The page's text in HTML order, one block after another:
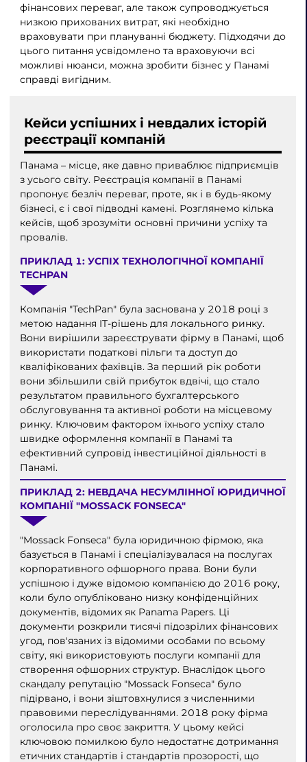
фінансових переваг, але також супроводжується
низкою прихованих витрат, які необхідно
враховувати при плануванні бюджету. Підходячи до
цього питання усвідомлено та враховуючи всі
можливі нюанси, можна зробити бізнес у Панамі
справді вигідним.
Кейси успішних і невдалих історій
реєстрації компаній
Панама – місце, яке давно приваблює підприємців
з усього світу. Реєстрація компанії в Панамі
пропонує безліч переваг, проте, як і в будь-якому
бізнесі, є і свої підводні камені. Розглянемо кілька
кейсів, щоб зрозуміти основні причини успіху та
провалів.
ПРИКЛАД 1: УСПІХ ТЕХНОЛОГІЧНОЇ КОМПАНІЇ
TECHPAN
Компанія "TechPan" була заснована у 2018 році з
метою надання IT-рішень для локального ринку.
Вони вирішили зареєструвати фірму в Панамі, щоб
використати податкові пільги та доступ до
кваліфікованих фахівців. За перший рік роботи
вони збільшили свій прибуток вдвічі, що стало
результатом правильного бухгалтерського
обслуговування та активної роботи на місцевому
ринку. Ключовим фактором їхнього успіху стало
швидке оформлення компанії в Панамі та
ефективний супровід інвестиційної діяльності в
Панамі.
ПРИКЛАД 2: НЕВДАЧА НЕСУМЛІННОЇ ЮРИДИЧНОЇ
КОМПАНІЇ "MOSSACK FONSECA"
"Mossack Fonseca" була юридичною фірмою, яка
базується в Панамі і спеціалізувалася на послугах
корпоративного офшорного права. Вони були
успішною і дуже відомою компанією до 2016 року,
коли було опубліковано низку конфіденційних
документів, відомих як Panama Papers. Ці
документи розкрили тисячі підозрілих фінансових
угод, пов'язаних із відомими особами по всьому
світу, які використовують послуги компанії для
створення офшорних структур. Внаслідок цього
скандалу репутацію "Mossack Fonseca" було
підірвано, і вони зіштовхнулися з численними
правовими переслідуваннями. 2018 року фірма
оголосила про своє закриття. У цьому кейсі
ключовою помилкою було недостатнє дотримання
етичних стандартів і стандартів прозорості, що